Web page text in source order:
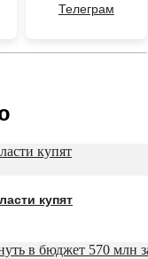
Телеграм
купят